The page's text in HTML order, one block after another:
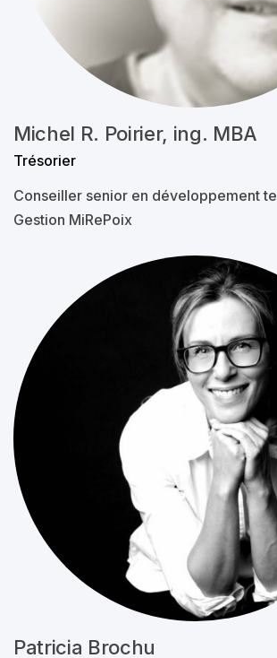
Michel R. Poirier, ing. MBA
Trésorier
Conseiller senior en développement
Gestion MiRePoix
Patricia Brochu